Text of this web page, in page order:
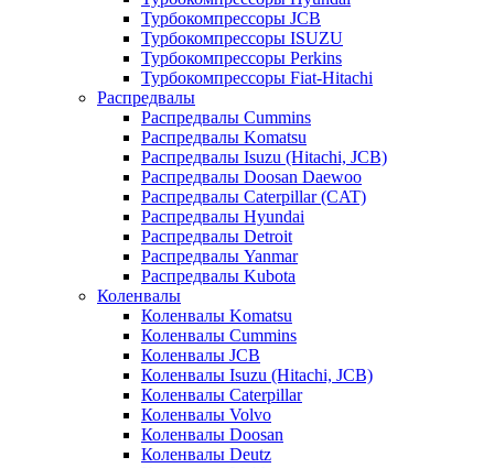
Турбокомпрессоры JCB
Турбокомпрессоры ISUZU
Турбокомпрессоры Perkins
Турбокомпрессоры Fiat-Hitachi
Распредвалы
Распредвалы Cummins
Распредвалы Komatsu
Распредвалы Isuzu (Hitachi, JCB)
Распредвалы Doosan Daewoo
Распредвалы Caterpillar (CAT)
Распредвалы Hyundai
Распредвалы Detroit
Распредвалы Yanmar
Распредвалы Kubota
Коленвалы
Коленвалы Komatsu
Коленвалы Cummins
Коленвалы JCB
Коленвалы Isuzu (Hitachi, JCB)
Коленвалы Caterpillar
Коленвалы Volvo
Коленвалы Doosan
Коленвалы Deutz